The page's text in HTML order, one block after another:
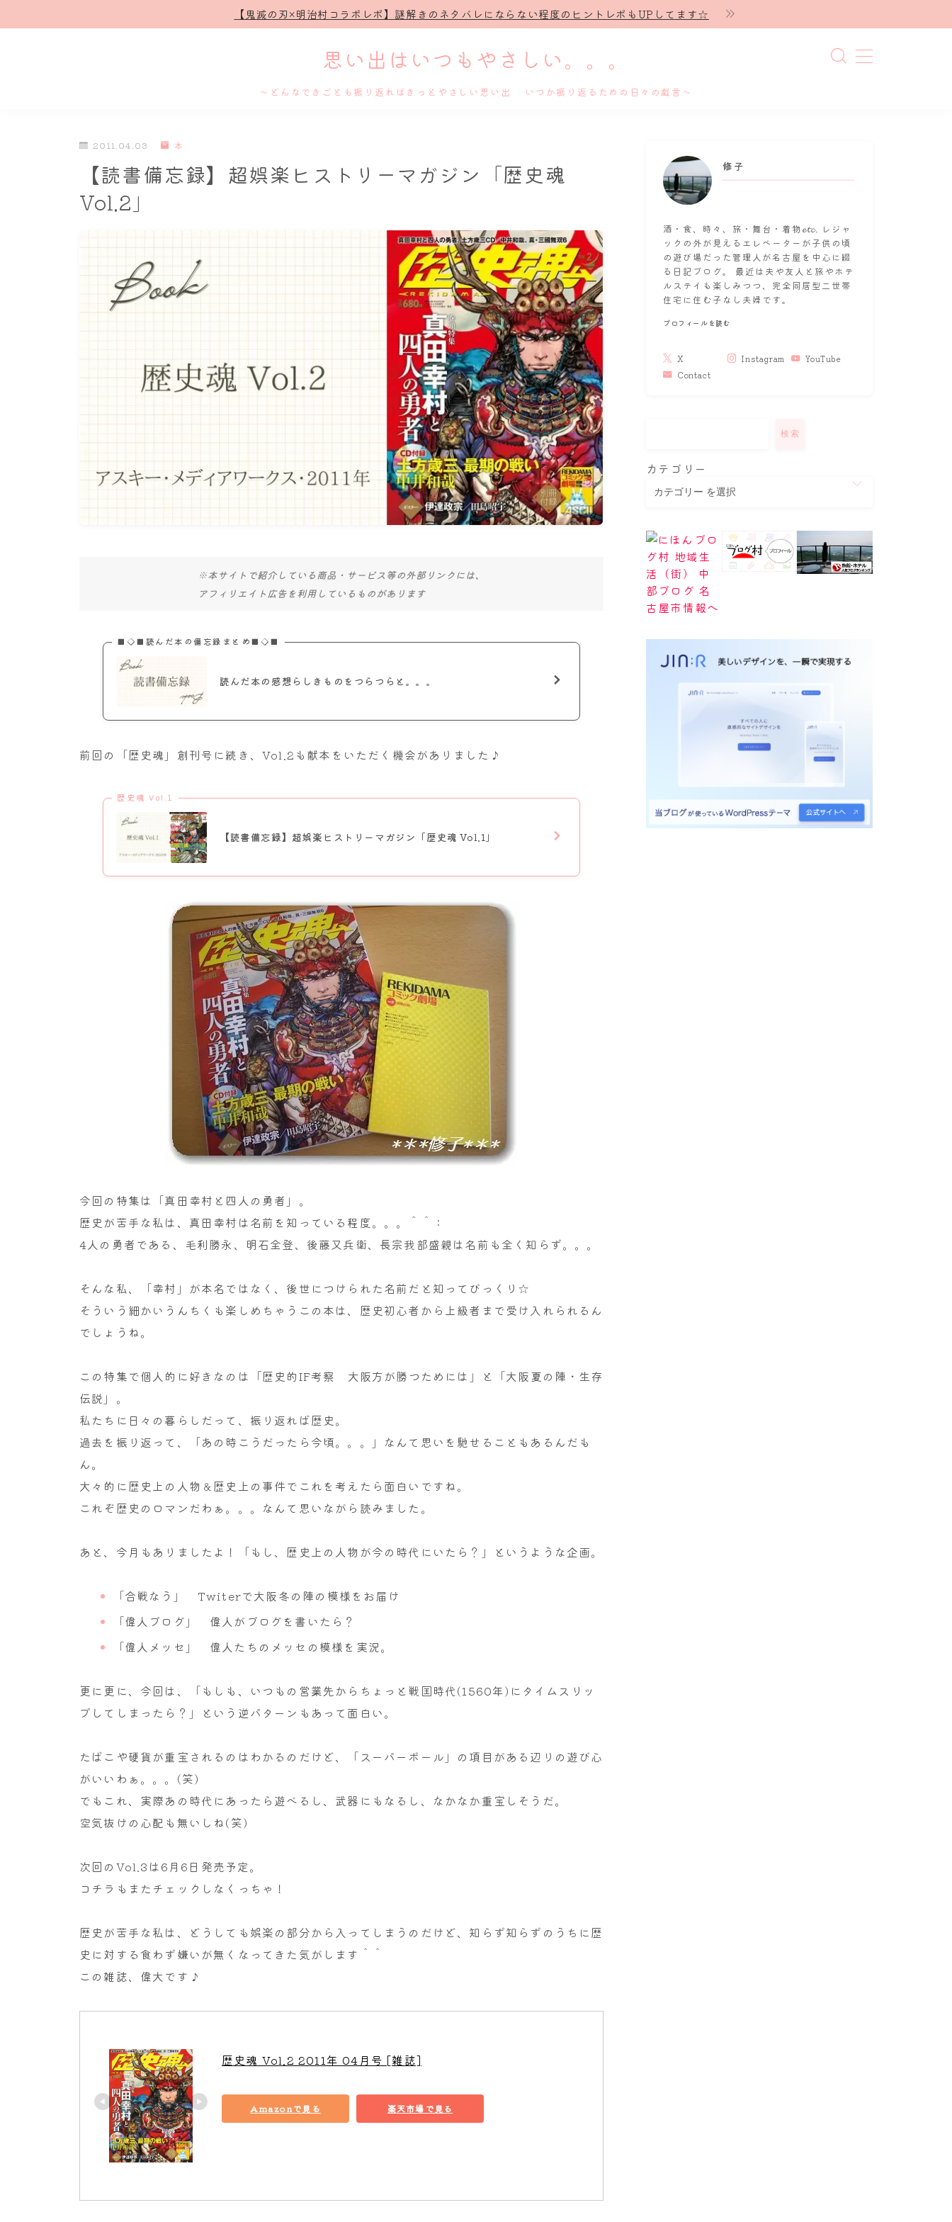
【鬼滅の刃×明治村コラボレポ】謎解きのネタバレにならない程度のヒントレポもUPしてます☆
思い出はいつもやさしい。。。
～どんなできごとも振り返ればきっとやさしい思い出 いつか振り返るための日々の戯言～
プロフィール
ホテル滞在記
舞台・ライブ
ナナちゃん人形
2011.04.03 本
【読書備忘録】超娯楽ヒストリーマガジン「歴史魂
Vol.2」
※本サイトで紹介している商品・サービス等の外部リンクには、
アフィリエイト広告を利用しているものがあります
■◇■読んだ本の備忘録まとめ■◇■
読んだ本の感想らしきものをつらつらと。。。
前回の「歴史魂」創刊号に続き、Vol.2も献本をいただく機会がありました♪
歴史魂 Vol.1
【読書備忘録】超娯楽ヒストリーマガジン「歴史魂 Vol.1」
今回の特集は「真田幸村と四人の勇者」。
歴史が苦手な私は、真田幸村は名前を知っている程度。。。＾＾：
4人の勇者である、毛利勝永、明石全登、後藤又兵衛、長宗我部盛親は名前も全く知らず。。。
そんな私、「幸村」が本名ではなく、後世につけられた名前だと知ってびっくり☆
そういう細かいうんちくも楽しめちゃうこの本は、歴史初心者から上級者まで受け入れられるん
でしょうね。
この特集で個人的に好きなのは「歴史的IF考察 大阪方が勝つためには」と「大阪夏の陣・生存
伝説」。
私たちに日々の暮らしだって、振り返れば歴史。
過去を振り返って、「あの時こうだったら今頃。。。」なんて思いを馳せることもあるんだも
ん。
大々的に歴史上の人物＆歴史上の事件でこれを考えたら面白いですね。
これぞ歴史のロマンだわぁ。。。なんて思いながら読みました。
あと、今月もありましたよ！「もし、歴史上の人物が今の時代にいたら？」というような企画。
「合戦なう」 Twiterで大阪冬の陣の模様をお届け
「偉人ブログ」 偉人がブログを書いたら？
「偉人メッセ」 偉人たちのメッセの模様を実況。
更に更に、今回は、「もしも、いつもの営業先からちょっと戦国時代(1560年)にタイムスリッ
プしてしまったら？」という逆パターンもあって面白い。
たばこや硬貨が重宝されるのはわかるのだけど、「スーパーボール」の項目がある辺りの遊び心
がいいわぁ。。。(笑)
でもこれ、実際あの時代にあったら遊べるし、武器にもなるし、なかなか重宝しそうだ。
空気抜けの心配も無いしね(笑)
次回のVol.3は6月6日発売予定。
コチラもまたチェックしなくっちゃ！
歴史が苦手な私は、どうしても娯楽の部分から入ってしまうのだけど、知らず知らずのうちに歴
史に対する食わず嫌いが無くなってきた気がします＾＾
この雑誌、偉大です♪
歴史魂 Vol.2 2011年 04月号 [雑誌]
Amazonで見る 楽天市場で見る
修子
酒・食、時々、旅・舞台・着物𝓮𝓽𝓬. レジャ
ックの外が見えるエレベーターが子供の頃
の遊び場だった管理人が名古屋を中心に綴
る日記ブログ。 最近は夫や友人と旅やホテ
ルステイも楽しみつつ、完全同居型二世帯
住宅に住む子なし夫婦です。
プロフィールを読む
X Instagram
YouTube
Contact
検索
カテゴリー